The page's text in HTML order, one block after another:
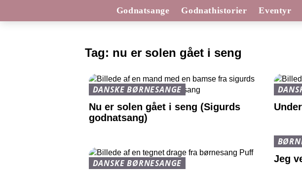
Godnatsange Godnathistorier Eventyr
Tag: nu er solen gået i seng
DANSKE BØRNESANGE
Nu er solen gået i seng (Sigurds
godnatsang)
DANSKE BØRNESANGE
Jeg